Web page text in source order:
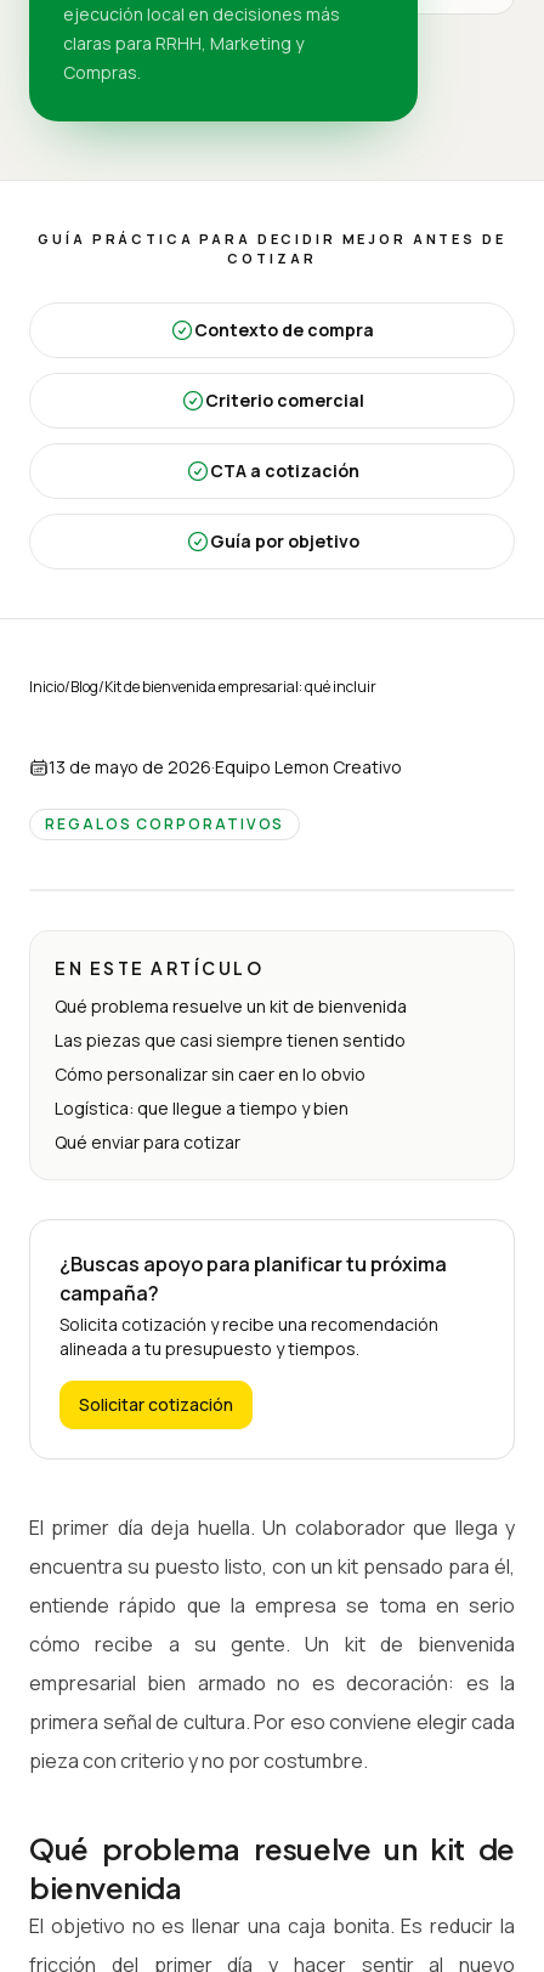
ejecución local en decisiones más
claras para RRHH, Marketing y
Compras.
GUÍA PRÁCTICA PARA DECIDIR MEJOR ANTES DE
COTIZAR
Contexto de compra
Criterio comercial
CTA a cotización
Guía por objetivo
Inicio/Blog/Kit de bienvenida empresarial: qué incluir
13 de mayo de 2026·Equipo Lemon Creativo
REGALOS CORPORATIVOS
EN ESTE ARTÍCULO
Qué problema resuelve un kit de bienvenida
Las piezas que casi siempre tienen sentido
Cómo personalizar sin caer en lo obvio
Logística: que llegue a tiempo y bien
Qué enviar para cotizar
¿Buscas apoyo para planificar tu próxima
campaña?
Solicita cotización y recibe una recomendación
alineada a tu presupuesto y tiempos.
Solicitar cotización
El primer día deja huella. Un colaborador que llega y
encuentra su puesto listo, con un kit pensado para él,
entiende rápido que la empresa se toma en serio
cómo recibe a su gente. Un kit de bienvenida
empresarial bien armado no es decoración: es la
primera señal de cultura. Por eso conviene elegir cada
pieza con criterio y no por costumbre.
Qué problema resuelve un kit de
bienvenida
El objetivo no es llenar una caja bonita. Es reducir la
fricción del primer día y hacer sentir al nuevo